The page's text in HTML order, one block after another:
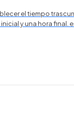
el tiempo
y una hora final.